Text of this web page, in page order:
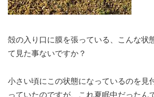
殻の入り口に膜を張っている、こんな状
て見た事ないですか？
小さい頃にこの状態になっているのを見
っていたのですが、これ夏眠中だったん